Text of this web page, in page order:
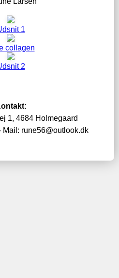
1
collagen
2
1, 4684 Holmegaard
Mail: rune56@outlook.dk